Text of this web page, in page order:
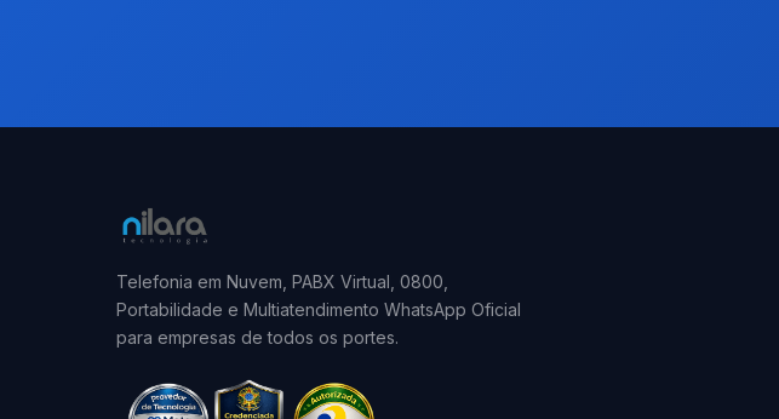
Telefonia em Nuvem, PABX Virtual, 0800,
Portabilidade e Multiatendimento WhatsApp Oficial
para empresas de todos os portes.